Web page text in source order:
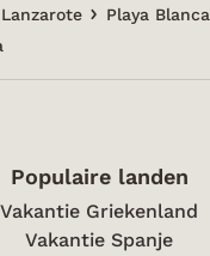
Lanzarote
Playa Blanca
Populaire landen
Vakantie Griekenland
Vakantie Spanje